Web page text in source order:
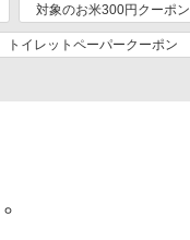
対象のお米300円クーポン
トイレットペーパークーポン